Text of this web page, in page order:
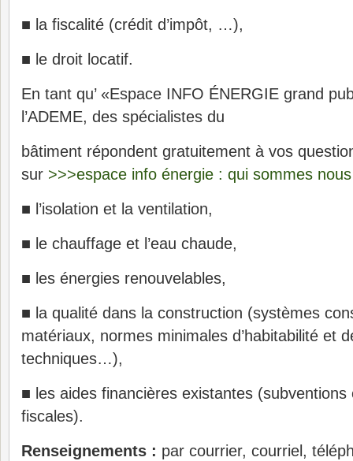
■ la fiscalité (crédit d’impôt, …),
■ le droit locatif.
En tant qu’ «Espace INFO ÉNERGIE grand
l’ADEME, des spécialistes du
bâtiment répondent gratuitement à vos
sur >>>espace info énergie : qui sommes
■ l’isolation et la ventilation,
■ le chauffage et l’eau chaude,
■ les énergies renouvelables,
■ la qualité dans la construction (systèmes
matériaux, normes minimales d’habitabilité et
techniques…),
■ les aides financières existantes (subventions
fiscales).
Renseignements : par courrier, courriel,